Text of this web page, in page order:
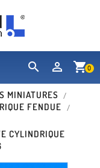
shopping_cart0

MINIATURES
FENDUE
CYLINDRIQUE